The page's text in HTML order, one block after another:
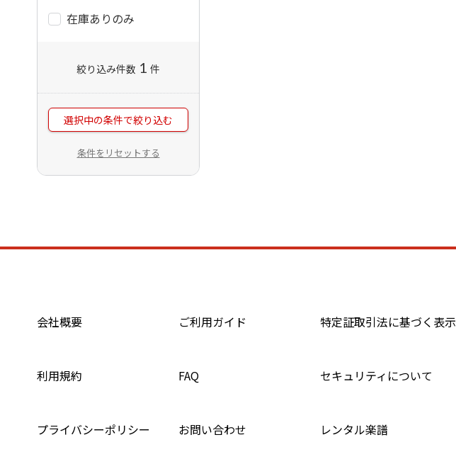
在庫ありのみ
絞り込み件数 1 件
選択中の条件で絞り込む
条件をリセットする
会社概要 ご利用ガイド 特定証取引法に基づく表示
利用規約 FAQ セキュリティについて
プライバシーポリシー お問い合わせ レンタル楽譜